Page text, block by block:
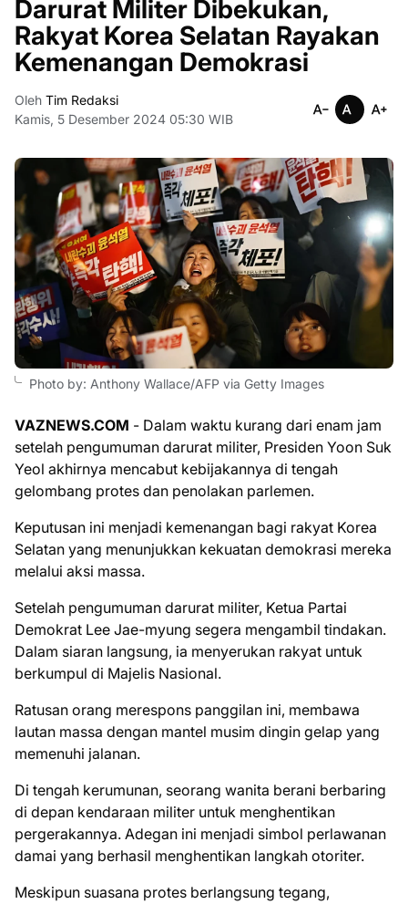
Darurat Militer Dibekukan,
Rakyat Korea Selatan Rayakan
Kemenangan Demokrasi
Oleh Tim Redaksi
Kamis, 5 Desember 2024 05:30 WIB
Photo by: Anthony Wallace/AFP via Getty Images
VAZNEWS.COM - Dalam waktu kurang dari enam jam
setelah pengumuman darurat militer, Presiden Yoon Suk
Yeol akhirnya mencabut kebijakannya di tengah
gelombang protes dan penolakan parlemen.
Keputusan ini menjadi kemenangan bagi rakyat Korea
Selatan yang menunjukkan kekuatan demokrasi mereka
melalui aksi massa.
Setelah pengumuman darurat militer, Ketua Partai
Demokrat Lee Jae-myung segera mengambil tindakan.
Dalam siaran langsung, ia menyerukan rakyat untuk
berkumpul di Majelis Nasional.
Ratusan orang merespons panggilan ini, membawa
lautan massa dengan mantel musim dingin gelap yang
memenuhi jalanan.
Di tengah kerumunan, seorang wanita berani berbaring
di depan kendaraan militer untuk menghentikan
pergerakannya. Adegan ini menjadi simbol perlawanan
damai yang berhasil menghentikan langkah otoriter.
Meskipun suasana protes berlangsung tegang,